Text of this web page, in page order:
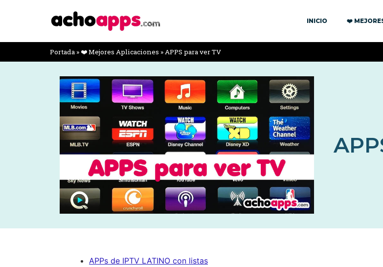
INICIO ❤️
Portada » ❤️ Mejores Aplicaciones »APPS para ver TV
APPs de IPTV LATINO con listas